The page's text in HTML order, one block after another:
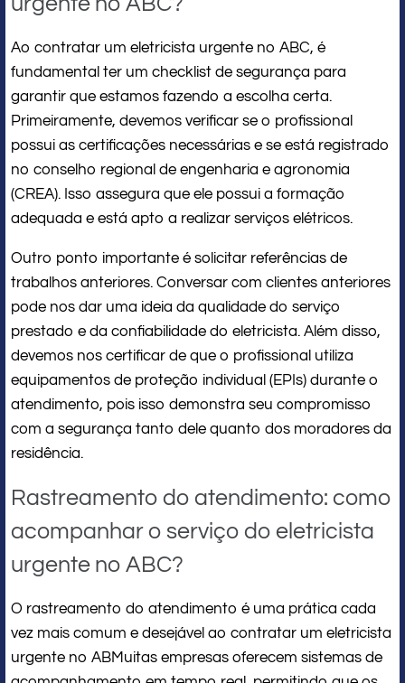
Ao contratar um eletricista urgente no ABC, é
fundamental ter um checklist de segurança para
garantir que estamos fazendo a escolha certa.
Primeiramente, devemos verificar se o profissional
possui as certificações necessárias e se está registrado
no conselho regional de engenharia e agronomia
(CREA). Isso assegura que ele possui a formação
adequada e está apto a realizar serviços elétricos.
Outro ponto importante é solicitar referências de
trabalhos anteriores. Conversar com clientes anteriores
pode nos dar uma ideia da qualidade do serviço
prestado e da confiabilidade do eletricista. Além disso,
devemos nos certificar de que o profissional utiliza
equipamentos de proteção individual (EPIs) durante o
atendimento, pois isso demonstra seu compromisso
com a segurança tanto dele quanto dos moradores da
residência.
Rastreamento do atendimento: como
acompanhar o serviço do eletricista
urgente no ABC?
O rastreamento do atendimento é uma prática cada
vez mais comum e desejável ao contratar um eletricista
urgente no ABMuitas empresas oferecem sistemas de